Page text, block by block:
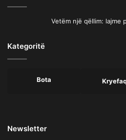
Vetëm një qëllim: lajme
Kategoritë
Bota
Newsletter